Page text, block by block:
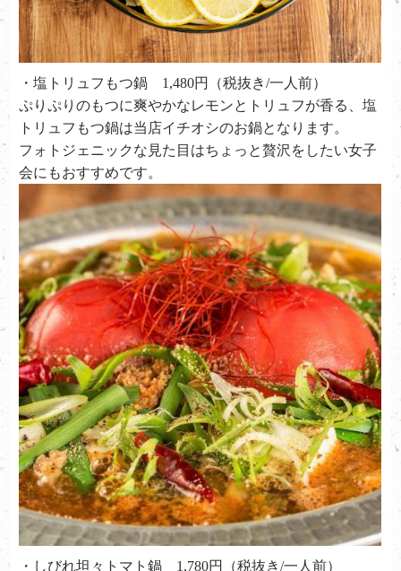
・塩トリュフもつ鍋 1,480円（税抜き/一人前）
ぷりぷりのもつに爽やかなレモンとトリュフが香る、塩
トリュフもつ鍋は当店イチオシのお鍋となります。
フォトジェニックな見た目はちょっと贅沢をしたい女子
会にもおすすめです。
・しびれ坦々トマト鍋 1,780円（税抜き/一人前）